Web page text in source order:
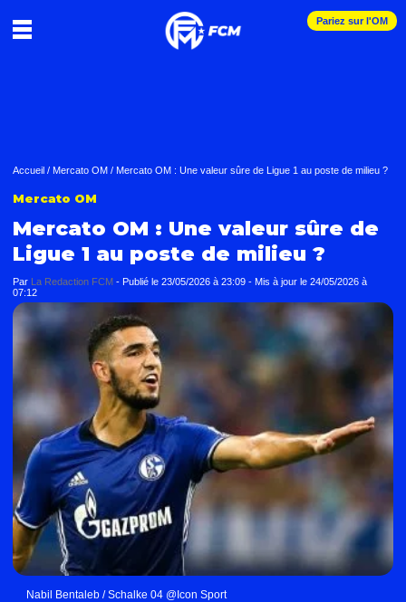
Pariez sur l'OM
Accueil / Mercato OM / Mercato OM : Une valeur sûre de Ligue 1 au poste de milieu ?
Mercato OM
Mercato OM : Une valeur sûre de
Ligue 1 au poste de milieu ?
Par La Redaction FCM - Publié le 23/05/2026 à 23:09 - Mis à jour le 24/05/2026 à
07:12
Nabil Bentaleb / Schalke 04 @Icon Sport